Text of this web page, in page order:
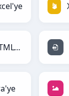
XML'dan HTML'ye